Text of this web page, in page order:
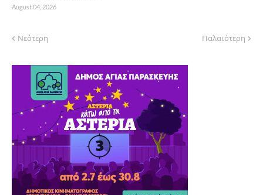
August 04, 2026
Νεότερη Παλαιότερη